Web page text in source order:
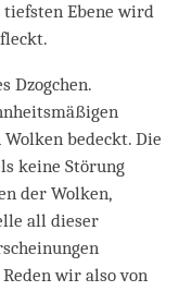
tiefsten Ebene wird
Dzogchen.
bedeckt. Die
keine Störung
der Wolken,
all dieser
wir also von